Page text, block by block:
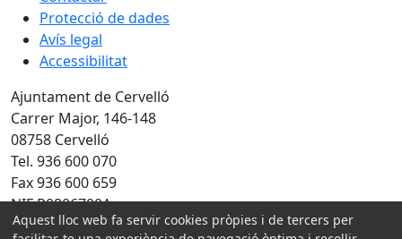
Protecció de dades
Avís legal
Accessibilitat
Ajuntament de Cervelló
Carrer Major, 146-148
08758 Cervelló
Tel. 936 600 070
Fax 936 600 659
NIF P0806700A
Aquest lloc web fa servir cookies pròpies i de tercers per